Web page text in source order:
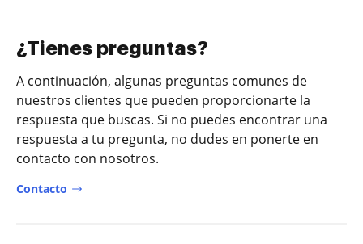
¿Tienes preguntas?
A continuación, algunas preguntas comunes de
nuestros clientes que pueden proporcionarte la
respuesta que buscas. Si no puedes encontrar una
respuesta a tu pregunta, no dudes en ponerte en
contacto con nosotros.
Contacto